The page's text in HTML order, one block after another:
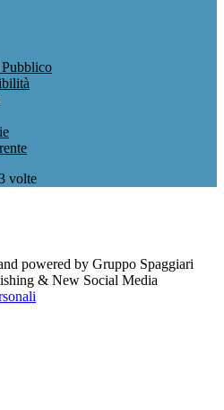
volte
powered by Gruppo Spaggiari
& New Social Media